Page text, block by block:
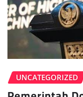
UNCATEGORIZED